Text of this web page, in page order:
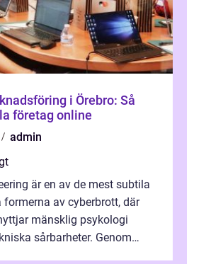
i Örebro: Så
företag online
admin
är en av de mest subtila
av cyberbrott, där
mänsklig psykologi
sårbarheter. Genom